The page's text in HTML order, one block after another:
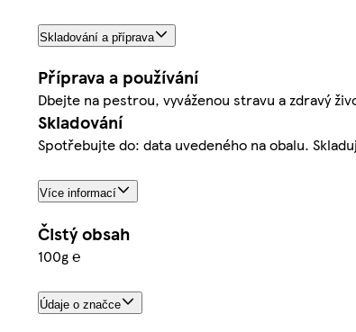
Skladování a příprava
Příprava a používání
Dbejte na pestrou, vyváženou stravu a zdravý
Skladování
Spotřebujte do: data uvedeného na obalu.
Více informací
Čistý obsah
100g ℮
Údaje o značce